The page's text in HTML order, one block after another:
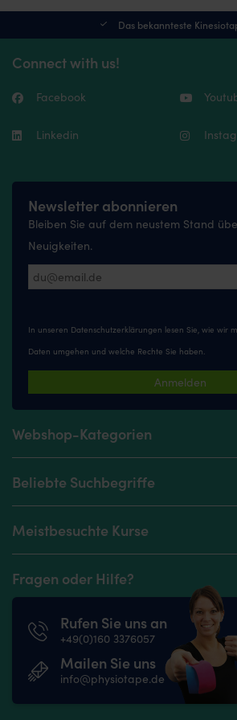
Das bekannteste
Connect with us!
Facebook
Linkedin
Newsletter abonnieren
Bleiben Sie auf dem neustem Stand
Neuigkeiten.
In unseren Datenschutzerklärungen lesen Sie, wie wir
Daten umgehen und welche Rechte Sie haben.
Anmelden
Webshop-Kategorien
Beliebte Suchbegriffe
Meistbesuchte Kurse
Fragen oder Hilfe?
Rufen Sie uns an
+49(0)160 3376057
Mailen Sie uns
info@physiotape.de